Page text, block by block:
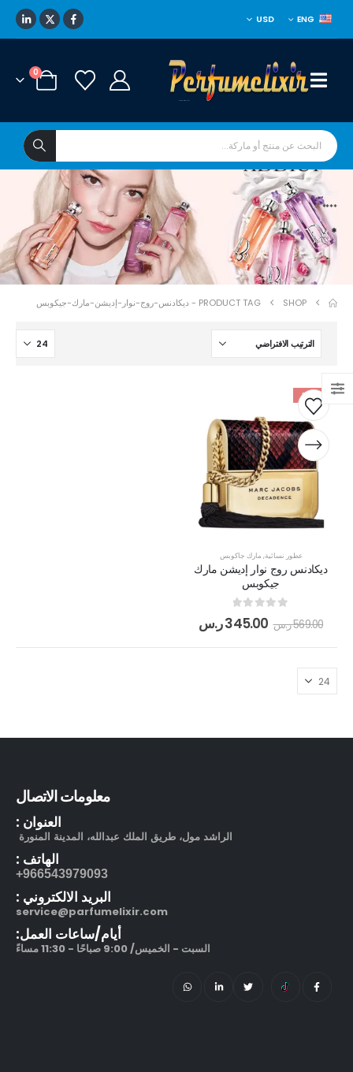
ENG
USD
0
****
*
SHOP
PRODUCT TAG - ديكادنس-روج-نوار-إديشن-مارك-جيكوبس
-39%
عطور نسائية, مارك جاكوبس
ديكادنس روج نوار إديشن مارك
جيكوبس
569.00ر.س 345.00ر.س
ر.س
معلومات الاتصال
العنوان :
الراشد مول، طريق الملك عبدالله، المدينة المنورة
الهاتف :
966543979093+
البريد الالكتروني :
service@parfumelixir.com
أيام/ساعات العمل:
السبت - الخميس/ 9:00 صباحًا - 11:30 مساءً